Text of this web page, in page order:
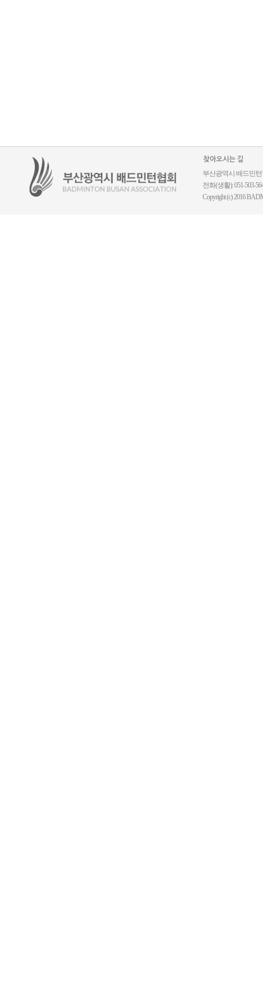
찾아오시는 길
부산광역시 배드민턴
전화(생활): 051-503-
Copyright (c) 2016